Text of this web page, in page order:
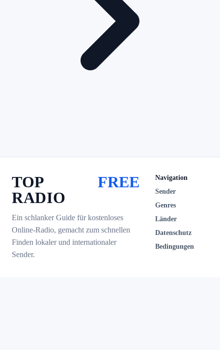
TOP
RADIO
FREE
Ein schlanker Guide für kostenloses
Online-Radio, gemacht zum schnellen
Finden lokaler und internationaler
Sender.
Navigation
Sender
Genres
Länder
Datenschutz
Bedingungen